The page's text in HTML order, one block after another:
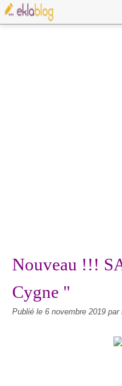
Nouveau !!!
Cygne "
Publié le 6 novembre 2019 par